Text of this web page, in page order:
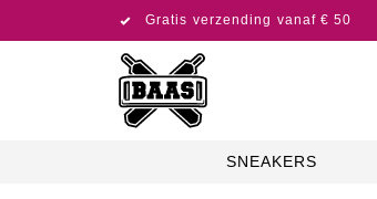
Gratis verzending vanaf € 50
SNEAKERS